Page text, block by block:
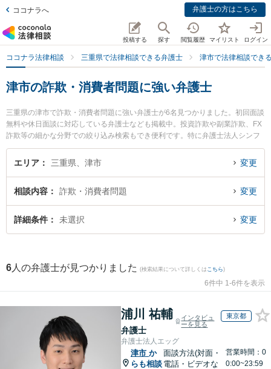
ココナラへ 弁護士の方はこちら
投稿する 探す 閲覧履歴 マイリスト ログイン
ココナラ法律相談 三重県で法律相談できる弁護士 津市で法律相談でき
津市の詐欺・消費者問題に強い弁護士
三重県の津市で詐欺・消費者問題に強い弁護士が6名見つかりました。初回面談
無料や休日面談に対応している弁護士なども掲載中。投資詐欺や副業詐欺、FX
詐欺等の細かな分野での絞り込み検索もでき便利です。特に弁護士法人シンフ
ォニア法律事務所の長尾 英介弁護士や弁護士法人シンフォニア法律事務所の伊
賀 恵弁護士、八町綜合法律事務所の中須賀 友亮弁護士のプロフィール情報や弁
題のトラブル解決の実績豊富な近くの弁護士を検索したい』『初回相談無料で
詐欺・消費者問題を法律相談できる津市内の弁護士に相談予約したい』などで
お困りの相談者さんにおすすめです。
エリア 三重県、津市 変更
相談内容 詐欺・消費者問題 変更
詳細条件 未選択 変更
6 人の弁護士が見つかりました (検索結果について詳しくは こちら)
6件中 1-6件を表示
浦川 祐輔
弁護士
インタビュ
ーを見る
東京都
弁護士法人エッグ
津市 か
らも相談
面談方法(対面・
電話・ビデオな
営業時間：0
0:00~23:59